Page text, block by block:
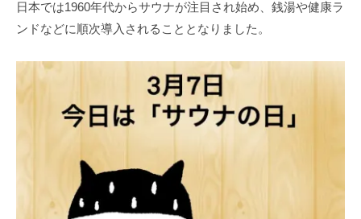
日本では1960年代からサウナが注目され始め、銭湯や健康ラ
ンドなどに順次導入されることとなりました。